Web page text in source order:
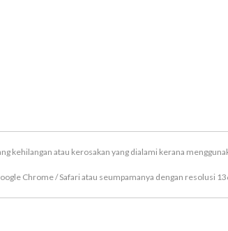
kehilangan atau kerosakan yang dialami kerana
Chrome / Safari atau seumpamanya dengan resolusi